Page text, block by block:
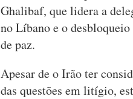
Ghalibaf, que lidera a
no Líbano e o
de paz.
Apesar de o Irão ter
das questões em litígio,